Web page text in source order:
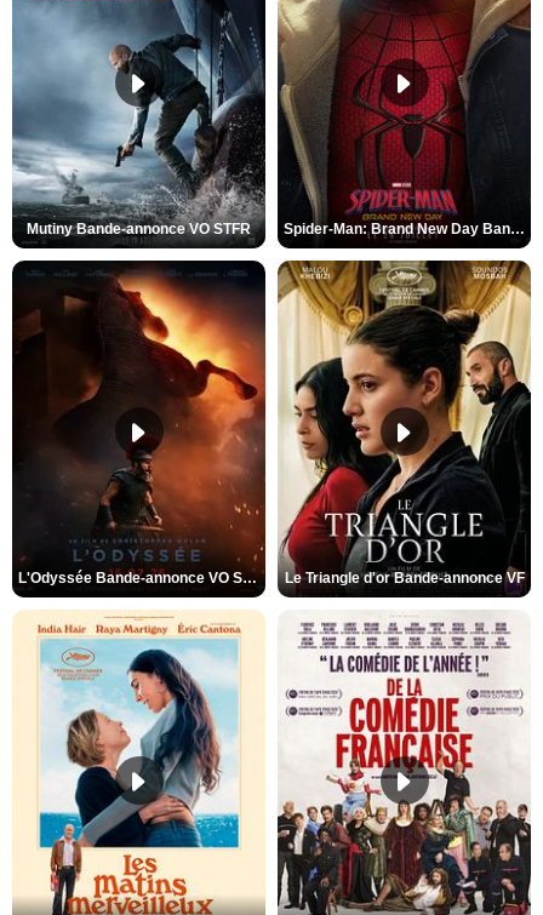
Mutiny Bande-annonce VO STFR Spider-Man: Brand New Day Bande-annonce VO STFR
L'Odyssée Bande-annonce VO STFR Le Triangle d'or Bande-annonce VF